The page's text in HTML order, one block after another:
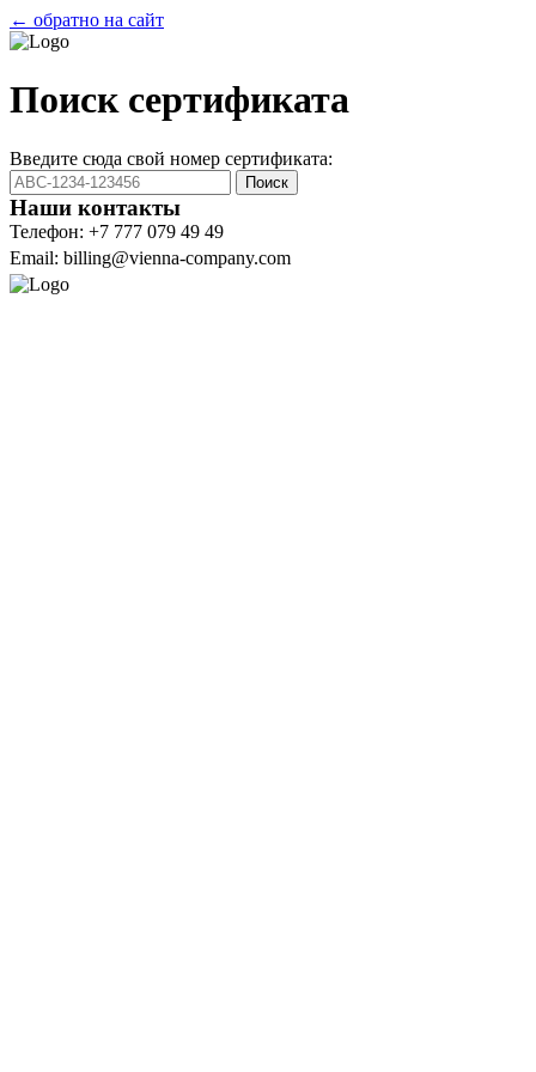
← обратно на сайт
Поиск сертификата
Введите сюда свой номер сертификата:
Поиск
Наши контакты
Телефон: +7 777 079 49 49
Email: billing@vienna-company.com